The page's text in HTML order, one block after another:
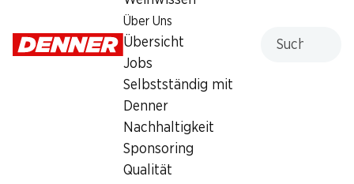
Über Uns
Übersicht
Jobs
Selbstständig mit
Denner
Nachhaltigkeit
Sponsoring
Qualität
Joghurtdrink Erdbeer-
6.95
Danone Actimel
Joghurtdrink Erdbeere